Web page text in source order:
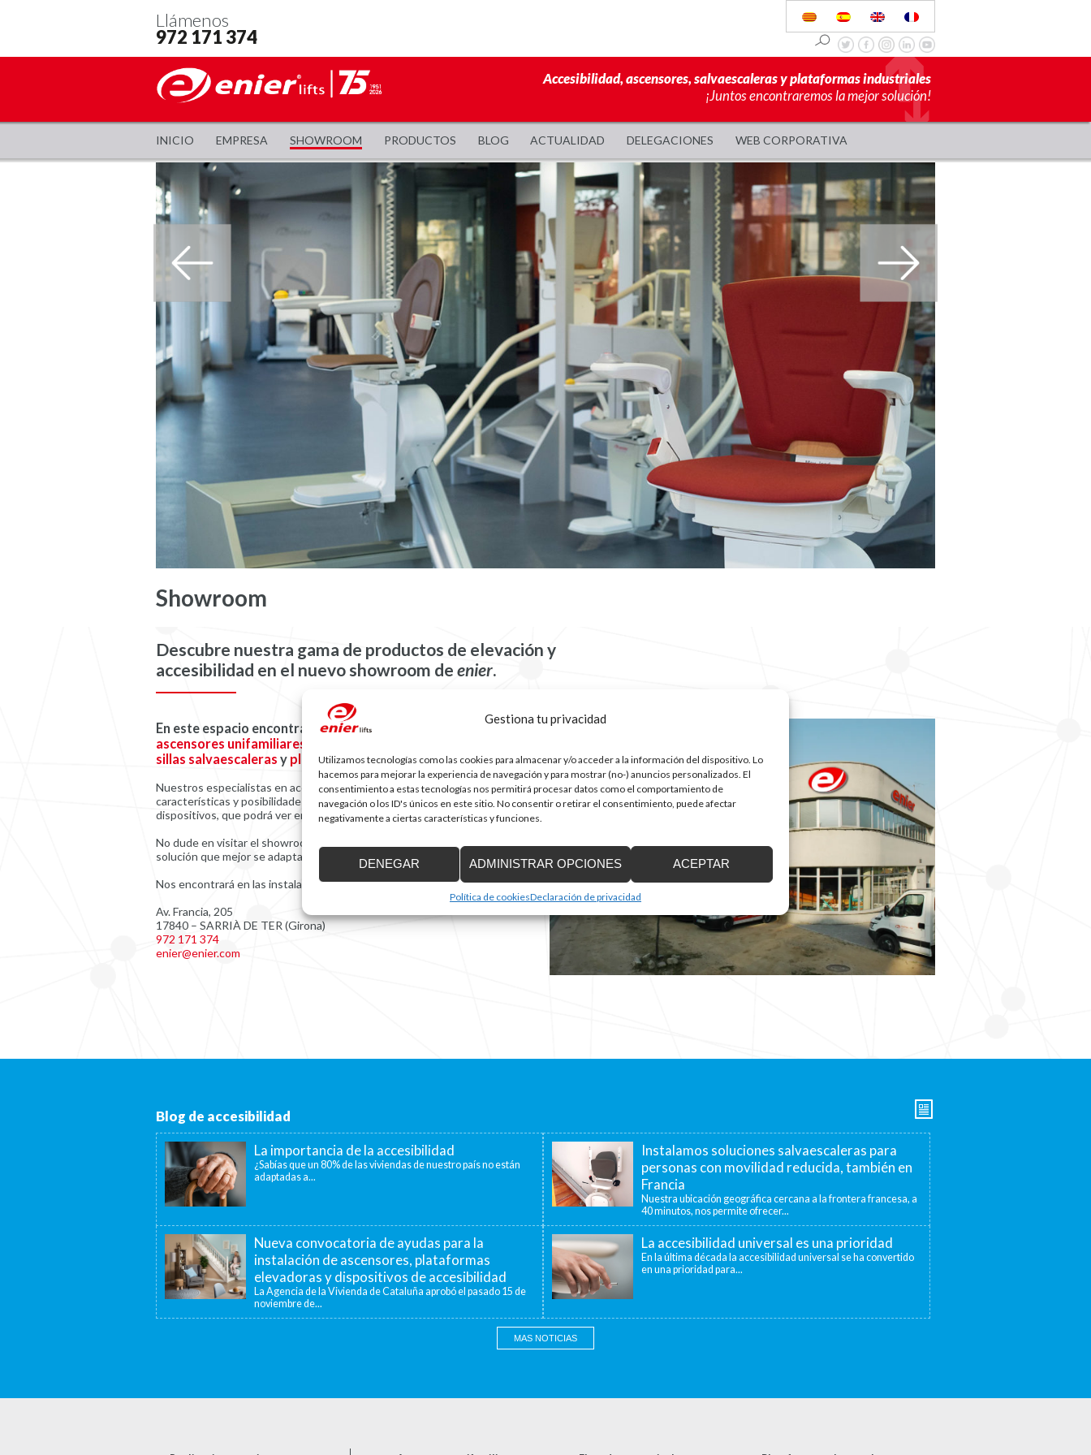
Gestiona tu privacidad
Utilizamos tecnologías como las cookies para almacenar y/o acceder a la información del dispositivo. Lo
hacemos para mejorar la experiencia de navegación y para mostrar (no-) anuncios personalizados. El
consentimiento a estas tecnologías nos permitirá procesar datos como el comportamiento de
navegación o los ID's únicos en este sitio. No consentir o retirar el consentimiento, puede afectar
negativamente a ciertas características y funciones.
ACEPTAR
DENEGAR ADMINISTRAR OPCIONES
Política de cookiesDeclaración de privacidad
Llámenos
972 171 374
Accesibilidad, ascensores, salvaescaleras y plataformas industriales
¡Juntos encontraremos la mejor solución!
INICIO EMPRESA SHOWROOM PRODUCTOS BLOG ACTUALIDAD DELEGACIONES WEB CORPORATIVA
Showroom
Descubre nuestra gama de productos de elevación y
accesibilidad en el nuevo showroom de enier.
En este espacio encontrará las últimas novedades en
ascensores unifamiliares
sillas salvaescaleras y plataformas elevadoras.
Nuestros especialistas en accesibilidad le informarán de las
características y posibilidades de acabados de cada uno de los
dispositivos, que podrá ver en funcionamiento en nuestro showroom.
No dude en visitar el showroom de
solución que mejor se adapta a sus necesidades.
Nos encontrará en las instalaciones de nuestra sede central en:
Av. Francia, 205
17840 – SARRIÀ DE TER (Girona)
972 171 374
enier@enier.com
Blog de accesibilidad
La importancia de la accesibilidad
¿Sabías que un 80% de las viviendas de nuestro país no están
adaptadas a...
Instalamos soluciones salvaescaleras para
personas con movilidad reducida, también en
Francia
Nuestra ubicación geográfica cercana a la frontera francesa, a
40 minutos, nos permite ofrecer...
Nueva convocatoria de ayudas para la
instalación de ascensores, plataformas
elevadoras y dispositivos de accesibilidad
La Agencia de la Vivienda de Cataluña aprobó el pasado 15 de
noviembre de...
La accesibilidad universal es una prioridad
En la última década la accesibilidad universal se ha convertido
en una prioridad para...
MAS NOTICIAS